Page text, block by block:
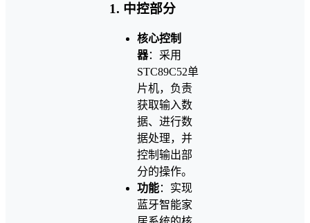
1. 中控部分
核心控制
器：采用
STC89C52单
片机，负责
获取输入数
据、进行数
据处理，并
控制输出部
分的操作。
功能：实现
蓝牙智能家